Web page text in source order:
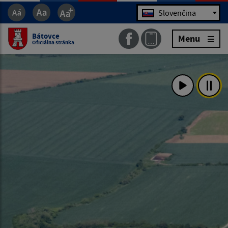
Jazyk Slovenčina
Bátovce
Oficiálna stránka Menu